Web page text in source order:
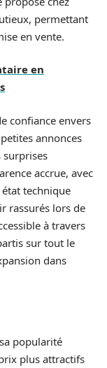
permettant
en vente.
en
confiance envers
annonces
surprises
accrue, avec
technique
rassurés lors de
à travers
sur tout le
dans
popularité
plus attractifs